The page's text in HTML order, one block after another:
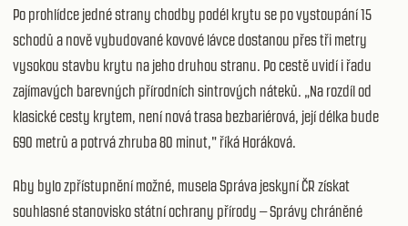
Po prohlídce jedné strany chodby podél krytu se po vystoupání 15
schodů a nově vybudované kovové lávce dostanou přes tři metry
vysokou stavbu krytu na jeho druhou stranu. Po cestě uvidí i řadu
zajímavých barevných přírodních sintrových náteků. „Na rozdíl od
klasické cesty krytem, není nová trasa bezbariérová, její délka bude
690 metrů a potrvá zhruba 80 minut," říká Horáková.
Aby bylo zpřístupnění možné, musela Správa jeskyní ČR získat
souhlasné stanovisko státní ochrany přírody – Správy chráněné